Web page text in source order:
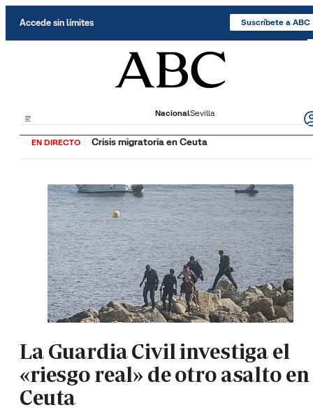
Accede sin límites Suscríbete a ABC
NacionalSevilla
EN DIRECTO Crisis migratoria en Ceuta
La Guardia Civil investiga el
«riesgo real» de otro asalto en
Ceuta